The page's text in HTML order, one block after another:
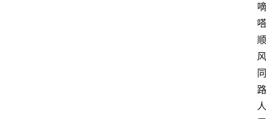
嘀
嗒
顺
风
同
路
人